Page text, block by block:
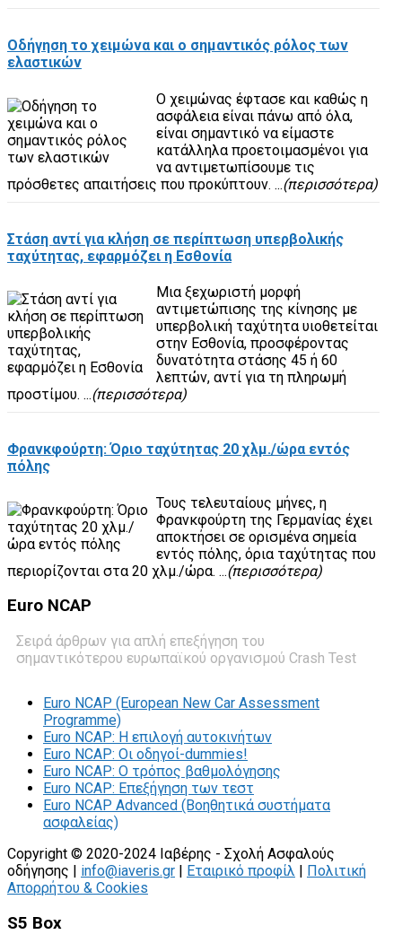
Οδήγηση το χειμώνα και ο σημαντικός ρόλος των
ελαστικών
Ο χειμώνας έφτασε και καθώς η
ασφάλεια είναι πάνω από όλα,
είναι σημαντικό να είμαστε
κατάλληλα προετοιμασμένοι για
να αντιμετωπίσουμε τις
πρόσθετες απαιτήσεις που προκύπτουν. ...(περισσότερα)
Στάση αντί για κλήση σε περίπτωση υπερβολικής
ταχύτητας, εφαρμόζει η Εσθονία
Μια ξεχωριστή μορφή
αντιμετώπισης της κίνησης με
υπερβολική ταχύτητα υιοθετείται
στην Εσθονία, προσφέροντας
δυνατότητα στάσης 45 ή 60
λεπτών, αντί για τη πληρωμή
προστίμου. ...(περισσότερα)
Φρανκφούρτη: Όριο ταχύτητας 20 χλμ./ώρα εντός
πόλης
Τους τελευταίους μήνες, η
Φρανκφούρτη της Γερμανίας έχει
αποκτήσει σε ορισμένα σημεία
εντός πόλης, όρια ταχύτητας που
περιορίζονται στα 20 χλμ./ώρα. ...(περισσότερα)
Euro NCAP
Σειρά άρθρων για απλή επεξήγηση του
σημαντικότερου ευρωπαϊκού οργανισμού Crash Test
Euro NCAP (European New Car Assessment
Programme)
Euro NCAP: Η επιλογή αυτοκινήτων
Euro NCAP: Οι οδηγοί-dummies!
Euro NCAP: O τρόπος βαθμολόγησης
Euro NCAP: Επεξήγηση των τεστ
Euro NCAP Advanced (Βοηθητικά συστήματα
ασφαλείας)
Copyright © 2020-2024 Ιαβέρης - Σχολή Ασφαλούς
οδήγησης | info@iaveris.gr | Εταιρικό προφίλ | Πολιτική
Απορρήτου & Cookies
S5 Box